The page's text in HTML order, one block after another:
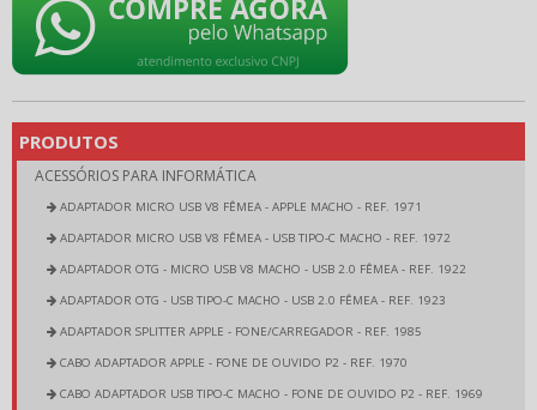
PRODUTOS
ACESSÓRIOS PARA INFORMÁTICA
ADAPTADOR MICRO USB V8 FÊMEA - APPLE MACHO - REF. 1971
ADAPTADOR MICRO USB V8 FÊMEA - USB TIPO-C MACHO - REF. 1972
ADAPTADOR OTG - MICRO USB V8 MACHO - USB 2.0 FÊMEA - REF. 1922
ADAPTADOR OTG - USB TIPO-C MACHO - USB 2.0 FÊMEA - REF. 1923
ADAPTADOR SPLITTER APPLE - FONE/CARREGADOR - REF. 1985
CABO ADAPTADOR APPLE - FONE DE OUVIDO P2 - REF. 1970
CABO ADAPTADOR USB TIPO-C MACHO - FONE DE OUVIDO P2 - REF. 1969